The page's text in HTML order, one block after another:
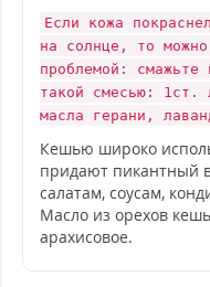
Если кожа
на солнце, то
проблемой: смажьте
такой смесью: 1ст.
масла герани,
Кешью широко
придают пикантный
салатам, соусам,
Масло из орехов
арахисовое.